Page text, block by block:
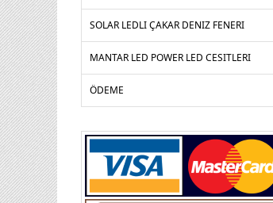
SOLAR LEDLI ÇAKAR DENIZ FENERI
MANTAR LED POWER LED CESITLERI
ÖDEME